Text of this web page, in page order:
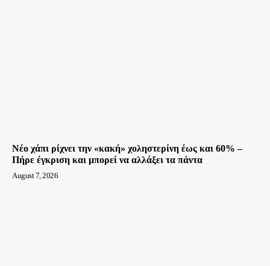
Νέο χάπι ρίχνει την «κακή» χοληστερίνη έως και 60% –
Πήρε έγκριση και μπορεί να αλλάξει τα πάντα
August 7, 2026